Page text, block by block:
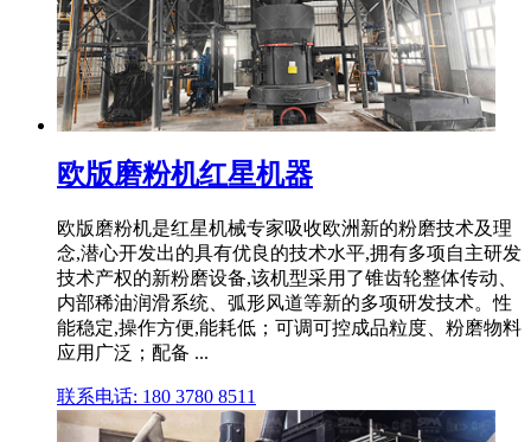
欧版磨粉机红星机器
欧版磨粉机是红星机械专家吸收欧洲新的粉磨技术及理
念,潜心开发出的具有优良的技术水平,拥有多项自主研发
技术产权的新粉磨设备,该机型采用了锥齿轮整体传动、
内部稀油润滑系统、弧形风道等新的多项研发技术。性
能稳定,操作方便,能耗低；可调可控成品粒度、粉磨物料
应用广泛；配备 ...
联系电话: 180 3780 8511